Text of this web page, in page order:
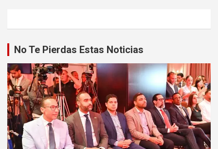
No Te Pierdas Estas Noticias